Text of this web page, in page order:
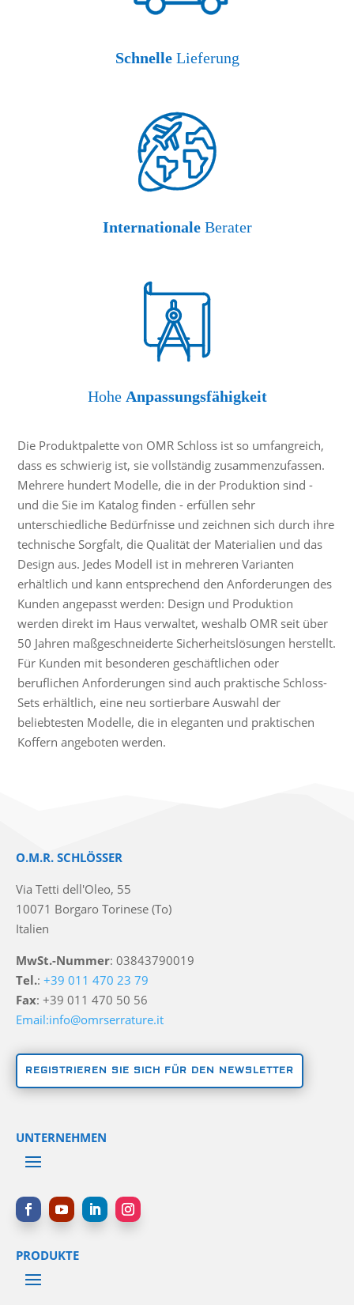
SchnelleLieferung
InternationaleBerater
Hohe Anpassungsfähigkeit
Die Produktpalette von OMR Schloss ist so umfangreich,
dass es schwierig ist, sie vollständig zusammenzufassen.
Mehrere hundert Modelle, die in der Produktion sind -
und die Sie im Katalog finden - erfüllen sehr
unterschiedliche Bedürfnisse und zeichnen sich durch ihre
technische Sorgfalt, die Qualität der Materialien und das
Design aus. Jedes Modell ist in mehreren Varianten
erhältlich und kann entsprechend den Anforderungen des
Kunden angepasst werden: Design und Produktion
werden direkt im Haus verwaltet, weshalb OMR seit über
50 Jahren maßgeschneiderte Sicherheitslösungen herstellt.
Für Kunden mit besonderen geschäftlichen oder
beruflichen Anforderungen sind auch praktische Schloss-
Sets erhältlich, eine neu sortierbare Auswahl der
beliebtesten Modelle, die in eleganten und praktischen
Koffern angeboten werden.
O.M.R. SCHLÖSSER
Via Tetti dell'Oleo, 55
10071 Borgaro Torinese (To)
Italien
MwSt.-Nummer: 03843790019
Tel.:+39 011 470 23 79
Fax: +39 011 470 50 56
Email:info@omrserrature.it
REGISTRIEREN SIE SICH FÜR DEN NEWSLETTER
UNTERNEHMEN
PRODUKTE